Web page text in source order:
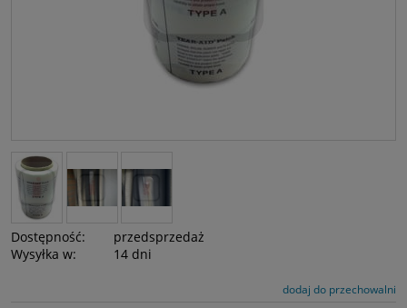
Dostępność:
przedsprzedaż
Wysyłka w:
14 dni
dodaj do przechowalni